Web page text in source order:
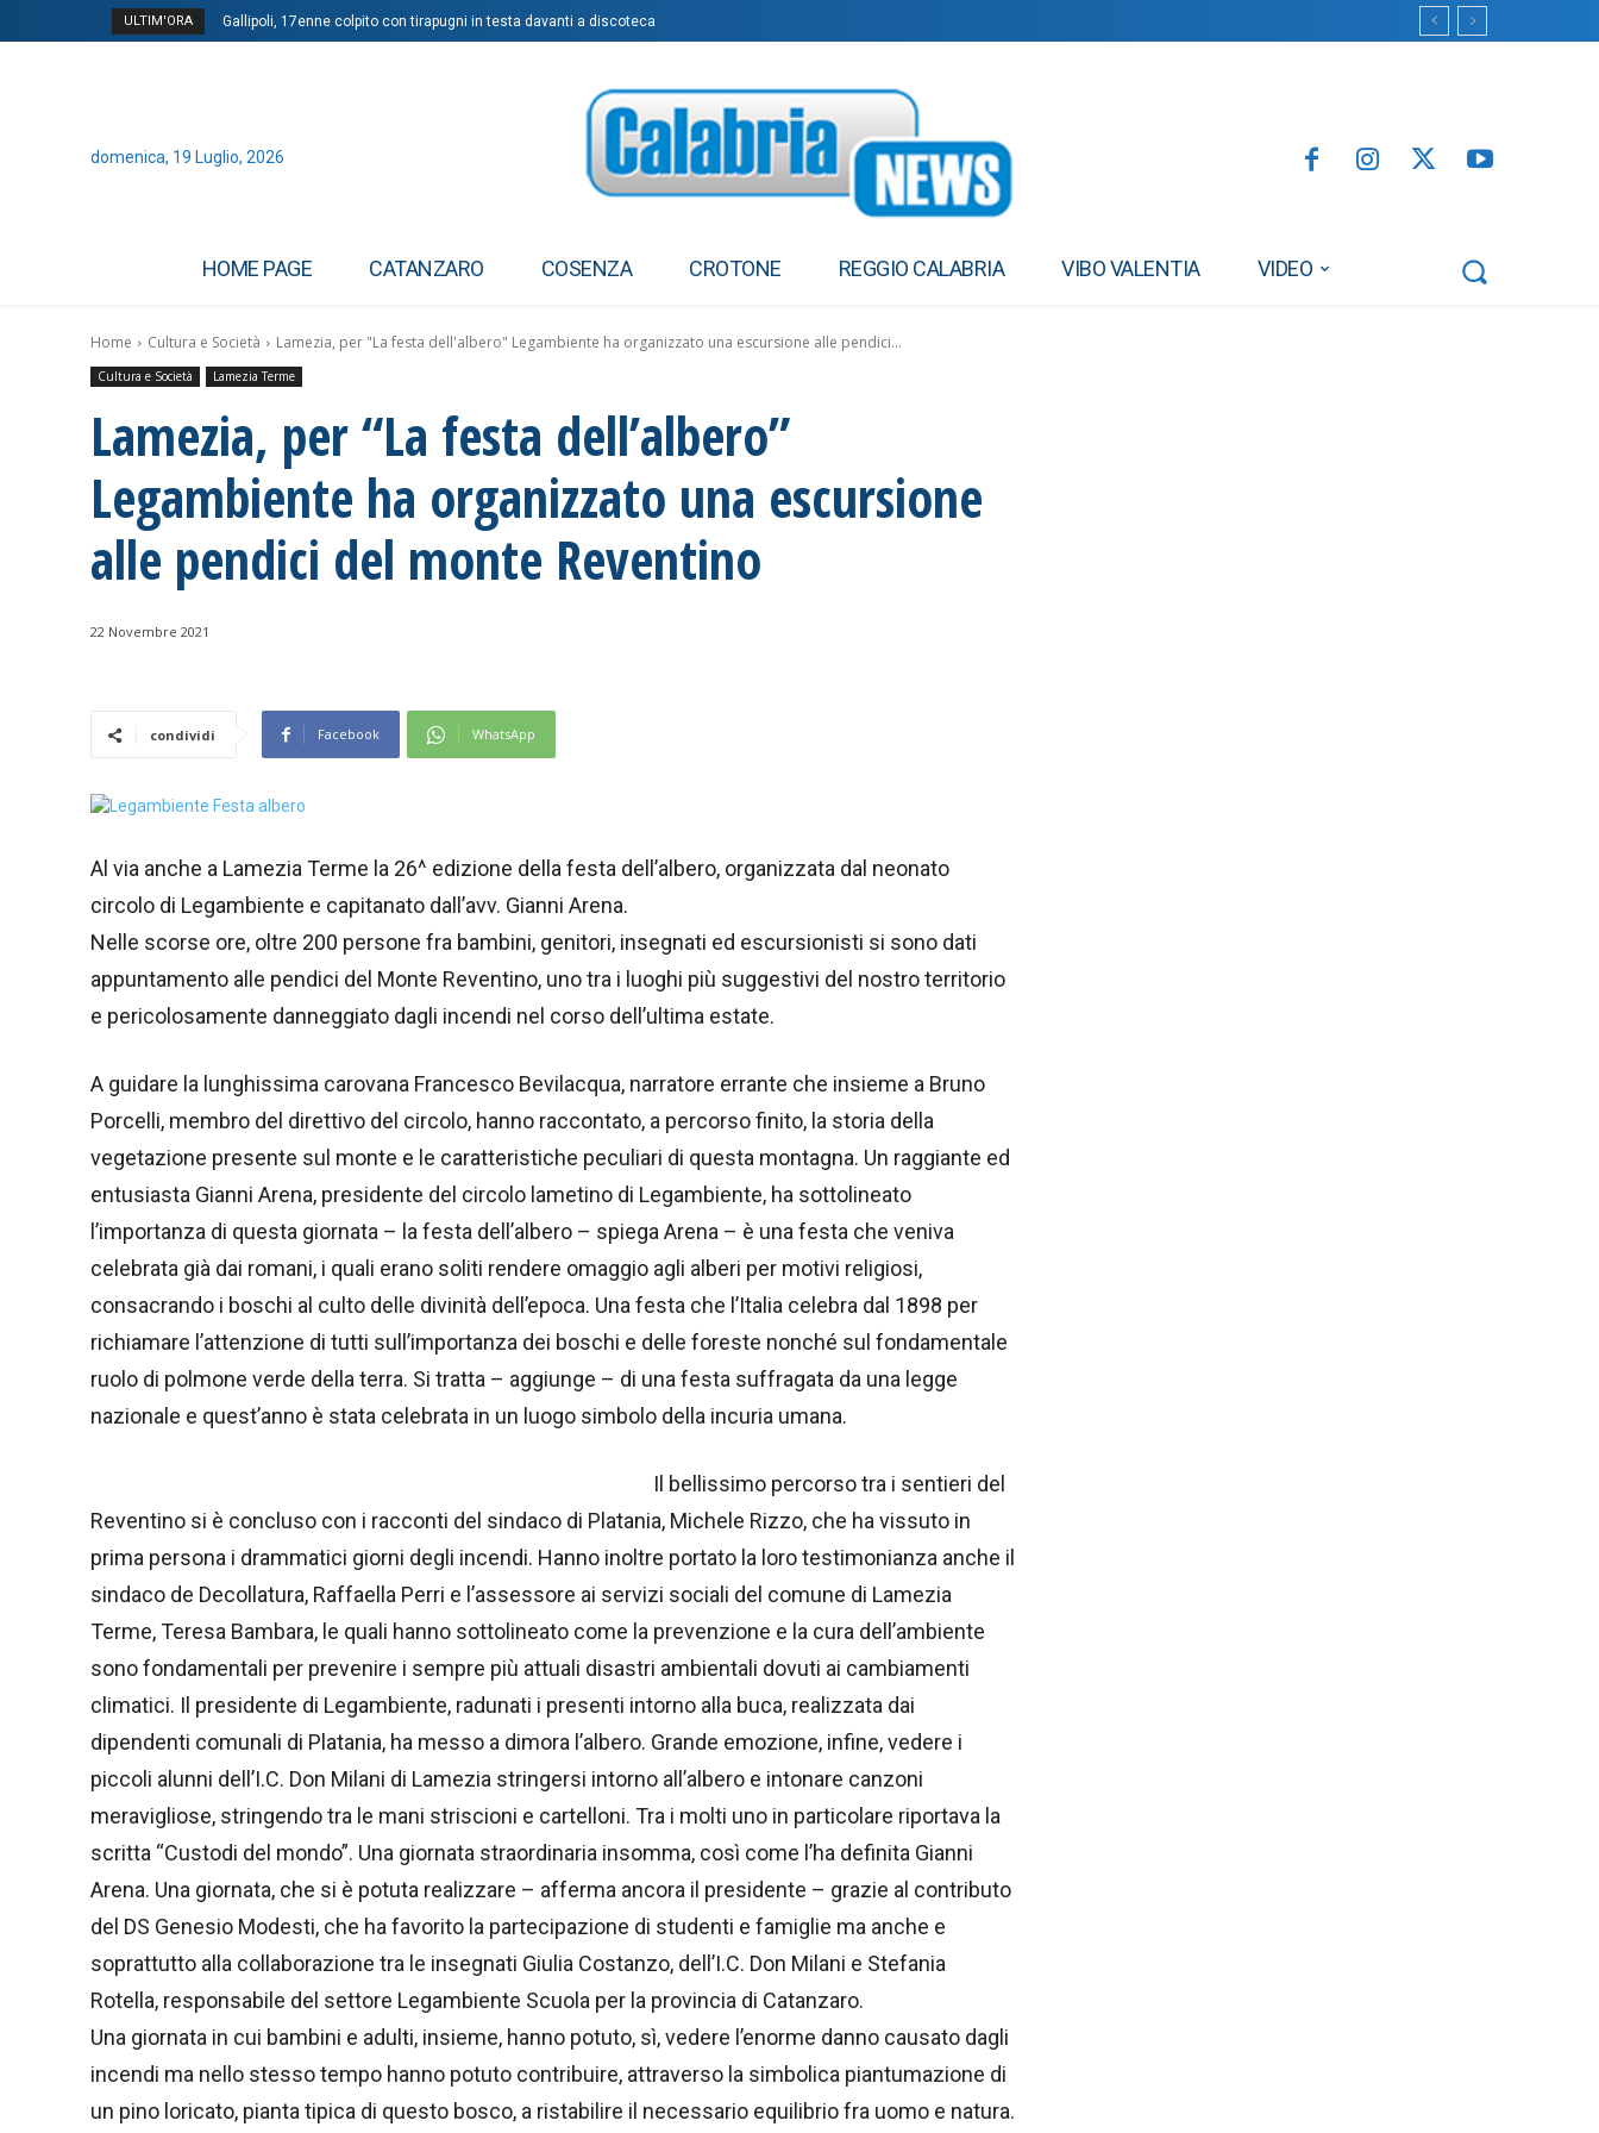
ULTIM'ORA Gallipoli, 17enne colpito con tirapugni in testa davanti a discoteca
domenica, 19 Luglio, 2026
HOME PAGE CATANZARO COSENZA CROTONE REGGIO CALABRIA VIBO VALENTIA VIDEO
Home Cultura e Società Lamezia, per "La festa dell'albero" Legambiente ha organizzato una escursione alle pendici...
Cultura e Società Lamezia Terme
Lamezia, per “La festa dell’albero”
Legambiente ha organizzato una escursione
alle pendici del monte Reventino
22 Novembre 2021
condividi Facebook WhatsApp
Al via anche a Lamezia Terme la 26^ edizione della festa dell’albero, organizzata dal neonato
circolo di Legambiente e capitanato dall’avv. Gianni Arena.
Nelle scorse ore, oltre 200 persone fra bambini, genitori, insegnati ed escursionisti si sono dati
appuntamento alle pendici del Monte Reventino, uno tra i luoghi più suggestivi del nostro territorio
e pericolosamente danneggiato dagli incendi nel corso dell’ultima estate.
A guidare la lunghissima carovana Francesco Bevilacqua, narratore errante che insieme a Bruno
Porcelli, membro del direttivo del circolo, hanno raccontato, a percorso finito, la storia della
vegetazione presente sul monte e le caratteristiche peculiari di questa montagna. Un raggiante ed
entusiasta Gianni Arena, presidente del circolo lametino di Legambiente, ha sottolineato
l’importanza di questa giornata – la festa dell’albero – spiega Arena – è una festa che veniva
celebrata già dai romani, i quali erano soliti rendere omaggio agli alberi per motivi religiosi,
consacrando i boschi al culto delle divinità dell’epoca. Una festa che l’Italia celebra dal 1898 per
richiamare l’attenzione di tutti sull’importanza dei boschi e delle foreste nonché sul fondamentale
ruolo di polmone verde della terra. Si tratta – aggiunge – di una festa suffragata da una legge
nazionale e quest’anno è stata celebrata in un luogo simbolo della incuria umana.
Il bellissimo percorso tra i sentieri del
Reventino si è concluso con i racconti del sindaco di Platania, Michele Rizzo, che ha vissuto in
prima persona i drammatici giorni degli incendi. Hanno inoltre portato la loro testimonianza anche il
sindaco de Decollatura, Raffaella Perri e l’assessore ai servizi sociali del comune di Lamezia
Terme, Teresa Bambara, le quali hanno sottolineato come la prevenzione e la cura dell’ambiente
sono fondamentali per prevenire i sempre più attuali disastri ambientali dovuti ai cambiamenti
climatici. Il presidente di Legambiente, radunati i presenti intorno alla buca, realizzata dai
dipendenti comunali di Platania, ha messo a dimora l’albero. Grande emozione, infine, vedere i
piccoli alunni dell’I.C. Don Milani di Lamezia stringersi intorno all’albero e intonare canzoni
meravigliose, stringendo tra le mani striscioni e cartelloni. Tra i molti uno in particolare riportava la
scritta “Custodi del mondo”. Una giornata straordinaria insomma, così come l’ha definita Gianni
Arena. Una giornata, che si è potuta realizzare – afferma ancora il presidente – grazie al contributo
del DS Genesio Modesti, che ha favorito la partecipazione di studenti e famiglie ma anche e
soprattutto alla collaborazione tra le insegnati Giulia Costanzo, dell’I.C. Don Milani e Stefania
Rotella, responsabile del settore Legambiente Scuola per la provincia di Catanzaro.
Una giornata in cui bambini e adulti, insieme, hanno potuto, sì, vedere l’enorme danno causato dagli
incendi ma nello stesso tempo hanno potuto contribuire, attraverso la simbolica piantumazione di
un pino loricato, pianta tipica di questo bosco, a ristabilire il necessario equilibrio fra uomo e natura.